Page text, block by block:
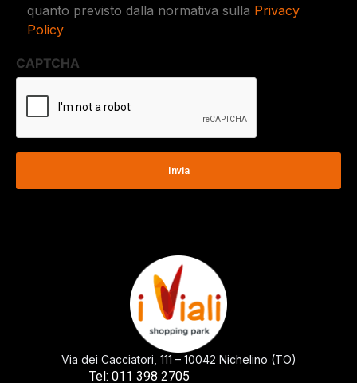
quanto previsto dalla normativa sulla Privacy
Policy
CAPTCHA
Via dei Cacciatori, 111 – 10042 Nichelino (TO)
Tel: 011 398 2705